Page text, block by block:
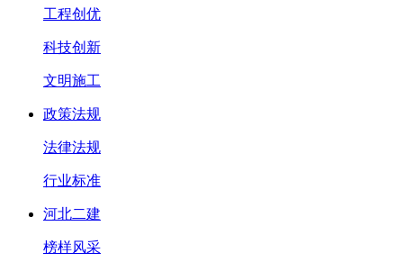
工程创优
科技创新
文明施工
政策法规
法律法规
行业标准
河北二建
榜样风采